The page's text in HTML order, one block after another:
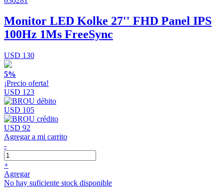
Monitor LED Kolke 27'' FHD Panel IPS
100Hz 1Ms FreeSync
USD 130
5%
¡Precio oferta!
USD 123
USD 105
USD 92
Agregar a mi carrito
-
+
Agregar
No hay suficiente stock disponible